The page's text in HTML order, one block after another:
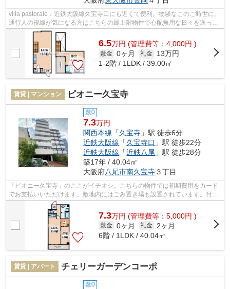
villa pastorale：近鉄大阪線久宝寺口にも近くて便利。物騒なこのご時世に。
通行人の視線が気になる方はこちらの最上階物件で心配無用な日々を送って
下さい。高いニーズのある、駅から...
6.5万円 (管理費等：4,000円 )
敷金 0ヶ月 礼金
13万円
1-2階 / 1LDK / 39.00㎡
賃貸 | マンション ピオニー久宝寺
敷0
7.3万円
関西本線 「久宝寺 」駅 徒歩6分
近鉄大阪線 「久宝寺口 」駅 徒歩22分
近鉄大阪線 「近鉄八尾 」駅 徒歩28分
築17年 / 40.04㎡
大阪府八尾市南久宝寺３丁目
「ピオニー久宝寺」のここがイチオシ。こちらの物件では初期費用をカード
でお支払いいただけます。敷地内にはごみ置き場も設置されています。付近
に駅が2つあるので、経路を用途や行き...
7.3万円 (管理費等：5,000円 )
敷金 0ヶ月 礼金
2ヶ月
6階 / 1LDK / 40.04㎡
賃貸 | アパート チェリーガーデンコーポ
敷0